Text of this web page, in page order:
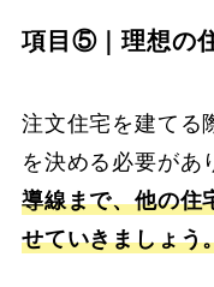
項目⑤｜理想の
注文住宅を建てる
を決める必要があ
導線まで、他の住
せていきましょう